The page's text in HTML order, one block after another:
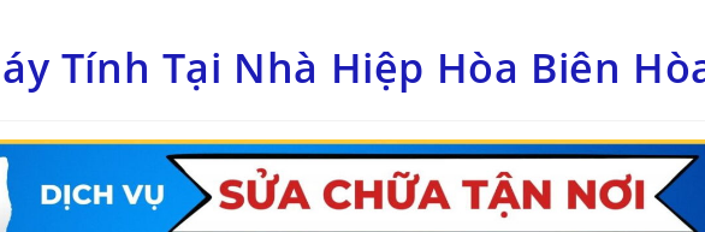
Tính Tại Nhà Hiệp Hòa Biên